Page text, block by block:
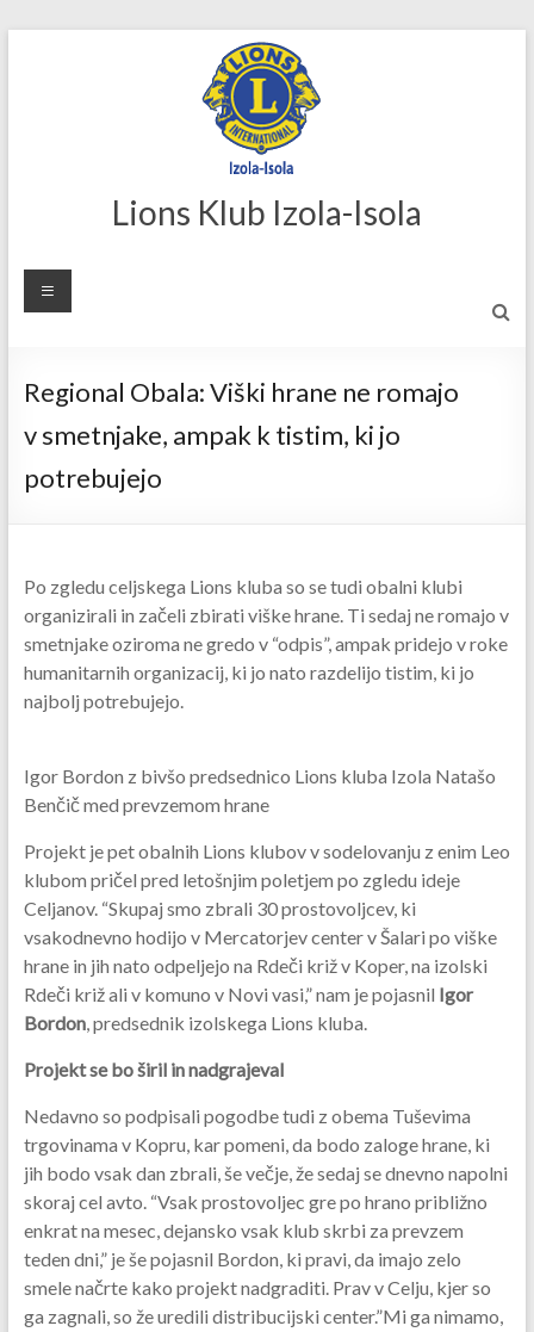
Lions Klub Izola-Isola
Regional Obala: Viški hrane ne romajo
v smetnjake, ampak k tistim, ki jo
potrebujejo
Po zgledu celjskega Lions kluba so se tudi obalni klubi
organizirali in začeli zbirati viške hrane. Ti sedaj ne romajo v
smetnjake oziroma ne gredo v “odpis”, ampak pridejo v roke
humanitarnih organizacij, ki jo nato razdelijo tistim, ki jo
najbolj potrebujejo.
Igor Bordon z bivšo predsednico Lions kluba Izola Natašo
Benčič med prevzemom hrane
Projekt je pet obalnih Lions klubov v sodelovanju z enim Leo
klubom pričel pred letošnjim poletjem po zgledu ideje
Celjanov. “Skupaj smo zbrali 30 prostovoljcev, ki
vsakodnevno hodijo v Mercatorjev center v Šalari po viške
hrane in jih nato odpeljejo na Rdeči križ v Koper, na izolski
Rdeči križ ali v komuno v Novi vasi,” nam je pojasnil Igor
Bordon, predsednik izolskega Lions kluba.
Projekt se bo širil in nadgrajeval
Nedavno so podpisali pogodbe tudi z obema Tuševima
trgovinama v Kopru, kar pomeni, da bodo zaloge hrane, ki
jih bodo vsak dan zbrali, še večje, že sedaj se dnevno napolni
skoraj cel avto. “Vsak prostovoljec gre po hrano približno
enkrat na mesec, dejansko vsak klub skrbi za prevzem
teden dni,” je še pojasnil Bordon, ki pravi, da imajo zelo
smele načrte kako projekt nadgraditi. Prav v Celju, kjer so
ga zagnali, so že uredili distribucijski center.”Mi ga nimamo,